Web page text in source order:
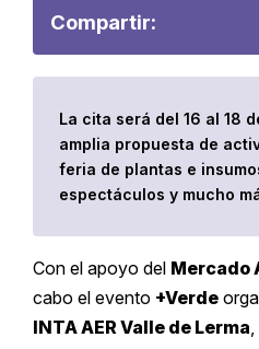
Compartir:
La cita será del 16 al 18
amplia propuesta de
feria de plantas e
espectáculos y mucho
Con el apoyo del Mercado
cabo el evento +Verde
INTA AER Valle de Lerma,